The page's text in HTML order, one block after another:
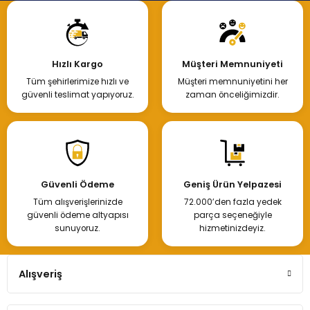
Hızlı Kargo
Tüm şehirlerimize hızlı ve
güvenli teslimat yapıyoruz.
Müşteri Memnuniyeti
Müşteri memnuniyetini her
zaman önceliğimizdir.
Güvenli Ödeme
Tüm alışverişlerinizde
güvenli ödeme altyapısı
sunuyoruz.
Geniş Ürün Yelpazesi
72.000’den fazla yedek
parça seçeneğiyle
hizmetinizdeyiz.
Alışveriş